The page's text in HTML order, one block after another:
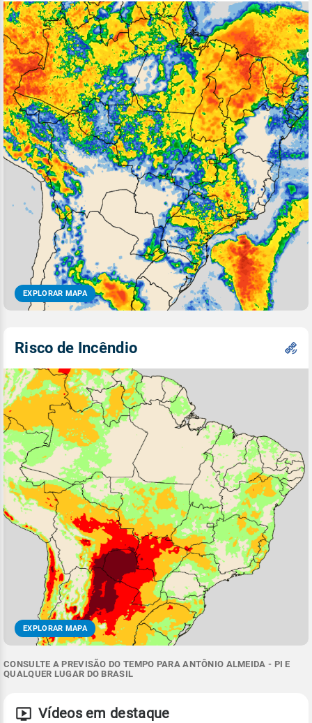
EXPLORAR MAPA
Risco de Incêndio
EXPLORAR MAPA
CONSULTE A PREVISÃO DO TEMPO PARA ANTÔNIO ALMEIDA - PI E
QUALQUER LUGAR DO BRASIL
Vídeos em destaque